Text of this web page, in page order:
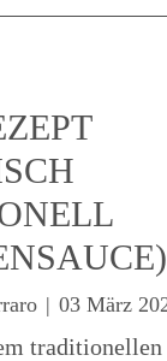
| 03 März
traditionellen